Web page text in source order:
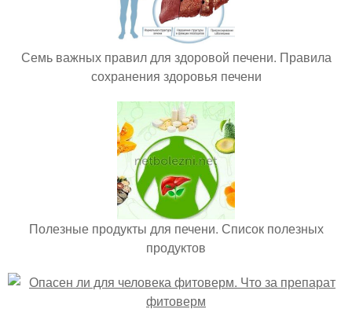
Семь важных правил для здоровой печени. Правила
сохранения здоровья печени
Полезные продукты для печени. Список полезных
продуктов